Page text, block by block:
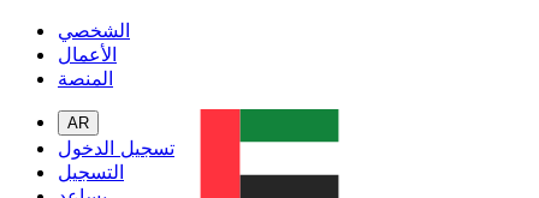
الشخصي
الأعمال
المنصة
AR
تسجيل الدخول
التسجيل